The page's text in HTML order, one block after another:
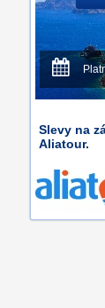
Slevy na
Aliatour.